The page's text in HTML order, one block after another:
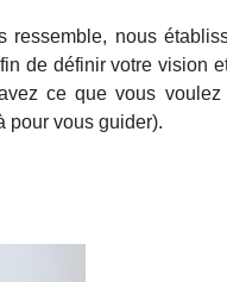
ressemble, nous
de définir votre vision
ce que vous voulez
pour vous guider).